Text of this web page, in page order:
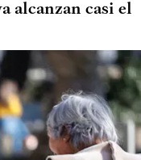
alcanzan casi el